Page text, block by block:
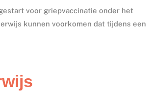
voor griepvaccinatie onder het
kunnen voorkomen dat tijdens een